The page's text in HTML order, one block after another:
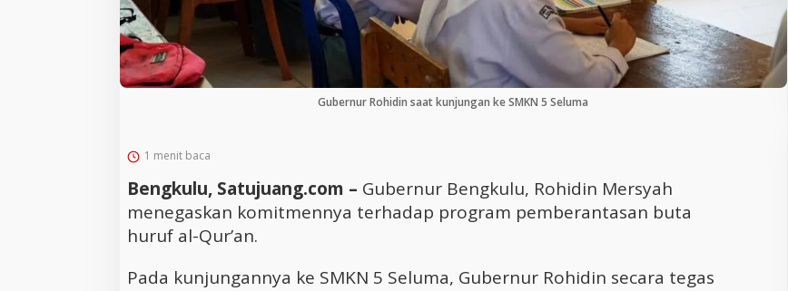
Gubernur Rohidin saat kunjungan ke SMKN 5 Seluma
1 menit baca
Bengkulu, Satujuang.com – Gubernur Bengkulu, Rohidin Mersyah
menegaskan komitmennya terhadap program pemberantasan buta
huruf al-Qur’an.
Pada kunjungannya ke SMKN 5 Seluma, Gubernur Rohidin secara tegas
Cara Efektif Mengelola Waktu untuk
Produktivitas Maksimal